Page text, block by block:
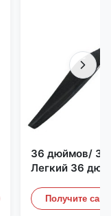
36 дюймов/
Легкий 36
Пропеллерные
Дронного
Получите